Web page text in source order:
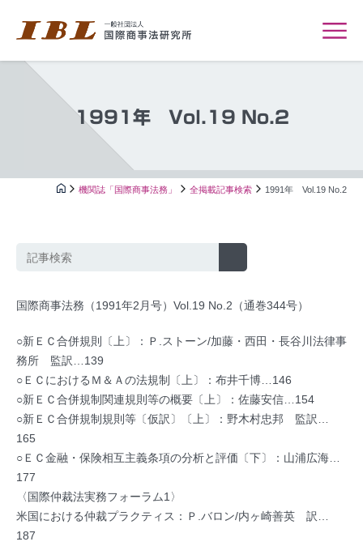
1991年 Vol.19 No.2
機関誌「国際商事法務」 全掲載記事検索 1991年 Vol.19 No.2
国際商事法務（1991年2月号）Vol.19 No.2（通巻344号）
○新ＥＣ合併規則〔上〕：Ｐ.ストーン/加藤・西田・長谷川法律事
務所 監訳…139
○ＥＣにおけるＭ＆Ａの法規制〔上〕：布井千博…146
○新ＥＣ合併規制関連規則等の概要〔上〕：佐藤安信…154
○新ＥＣ合併規制規則等〔仮訳〕〔上〕：野木村忠邦 監訳…
165
○ＥＣ金融・保険相互主義条項の分析と評価〔下〕：山浦広海…
177
〈国際仲裁法実務フォーラム1〉
米国における仲裁プラクティス：Ｐ.バロン/内ヶ崎善英 訳…
187